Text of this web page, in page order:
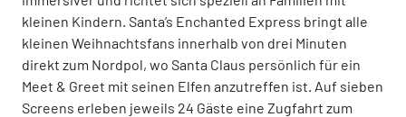
kleinen Kindern. Santa’s Enchanted Express bringt alle
kleinen Weihnachtsfans innerhalb von drei Minuten
direkt zum Nordpol, wo Santa Claus persönlich für ein
Meet & Greet mit seinen Elfen anzutreffen ist. Auf sieben
Screens erleben jeweils 24 Gäste eine Zugfahrt zum